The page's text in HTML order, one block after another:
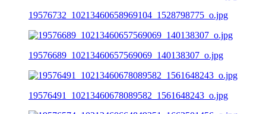
19576732_10213460658969104_1528798775_o.jpg
19576689_10213460657569069_140138307_o.jpg
19576491_10213460678089582_1561648243_o.jpg